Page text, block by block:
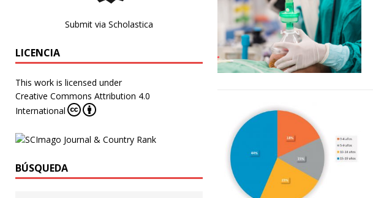
Submit via Scholastica
LICENCIA
This work is licensed under
Creative Commons Attribution 4.0
International
BÚSQUEDA